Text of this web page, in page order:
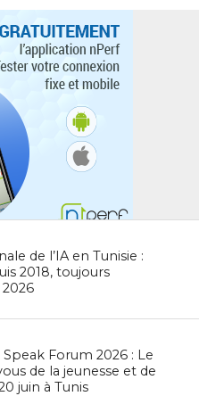
de l’IA en Tunisie :
2018, toujours
Forum 2026 : Le
de la jeunesse et de
juin à Tunis